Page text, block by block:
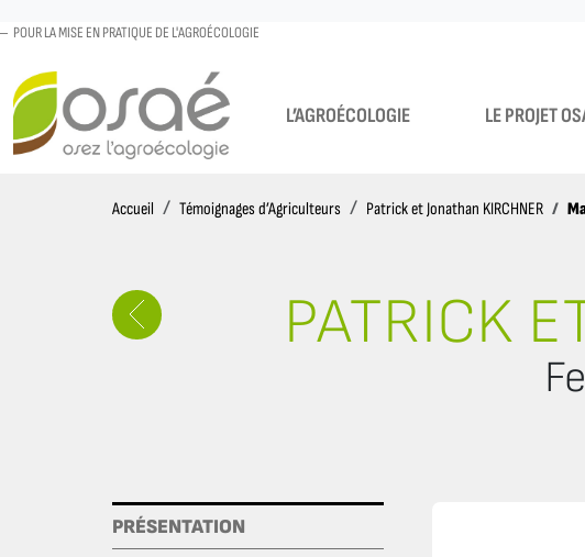
POUR LA MISE EN PRATIQUE DE L'AGROÉCOLOGIE
L’AGROÉCOLOGIE LE PROJET
Accueil AccueilTémoignages d’Agriculteurs Patrick et Jonathan KIRCHNER
PATRICK
PRÉSENTATION